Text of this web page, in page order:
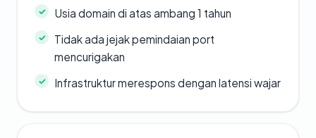
Usia domain di atas ambang 1 tahun
Tidak ada jejak pemindaian port
mencurigakan
Infrastruktur merespons dengan latensi wajar